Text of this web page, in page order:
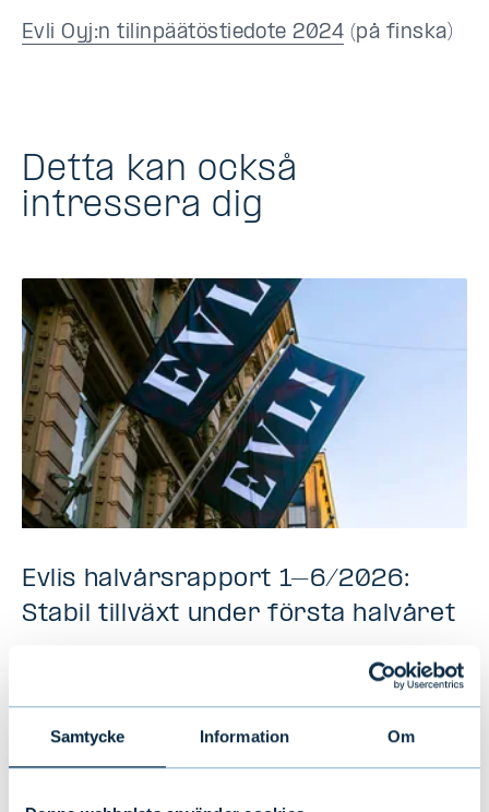
Samtycke Information Om
Evli Oyj:n tilinpäätöstiedote 2024 (på finska)
Detta kan också
intressera dig
Evlis halvårsrapport 1–6/2026:
Stabil tillväxt under första halvåret